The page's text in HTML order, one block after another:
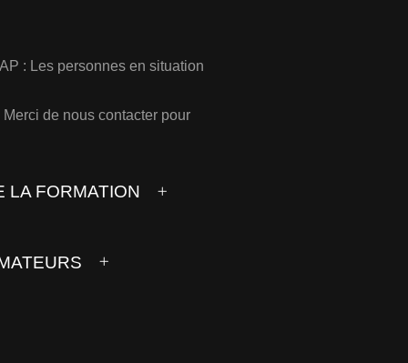
: Les personnes en situation
de nous contacter pour
LA FORMATION